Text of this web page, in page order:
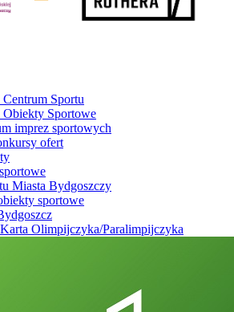
Sportu
Sportowe
imprez sportowych
ofert
Miasta Bydgoszczy
sportowe
Olimpijczyka/Paralimpijczyka